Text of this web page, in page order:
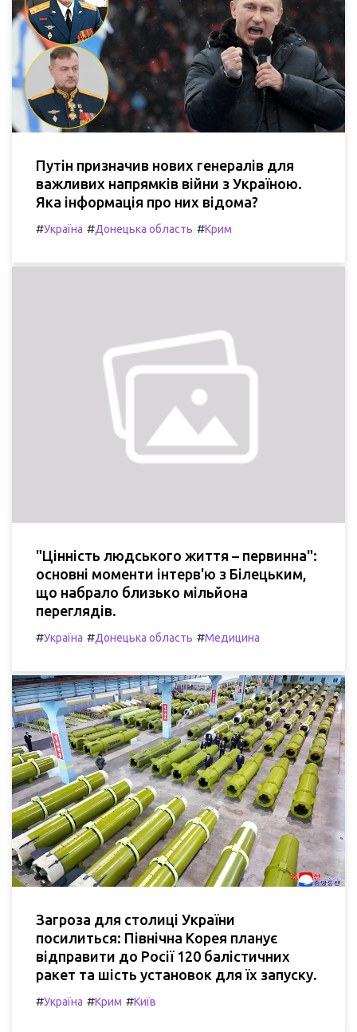
Путін призначив нових генералів для
важливих напрямків війни з Україною.
Яка інформація про них відома?
#Україна #Донецька область #Крим
"Цінність людського життя – первинна":
основні моменти інтерв'ю з Білецьким,
що набрало близько мільйона
переглядів.
#Україна #Донецька область #Медицина
Загроза для столиці України
посилиться: Північна Корея планує
відправити до Росії 120 балістичних
ракет та шість установок для їх запуску.
#Україна #Крим #Київ